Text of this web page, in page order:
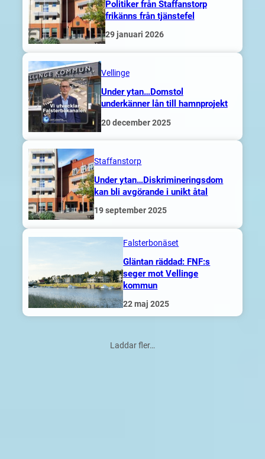
Politiker från Staffanstorp
frikänns från tjänstefel
29 januari 2026
Vellinge
Under ytan…Domstol
underkänner lån till hamnprojekt
20 december 2025
Staffanstorp
Under ytan…Diskrimineringsdom
kan bli avgörande i unikt åtal
19 september 2025
Falsterbonäset
Gläntan räddad: FNF:s
seger mot Vellinge
kommun
22 maj 2025
Laddar fler…